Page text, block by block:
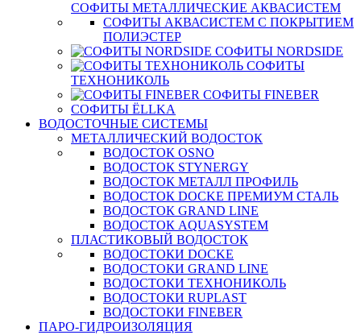
СОФИТЫ МЕТАЛЛИЧЕСКИЕ АКВАСИСТЕМ
СОФИТЫ АКВАСИСТЕМ С ПОКРЫТИЕМ
ПОЛИЭСТЕР
СОФИТЫ NORDSIDE
СОФИТЫ
ТЕХНОНИКОЛЬ
СОФИТЫ FINEBER
СОФИТЫ ЁLLKA
ВОДОСТОЧНЫЕ СИСТЕМЫ
МЕТАЛЛИЧЕСКИЙ ВОДОСТОК
ВОДОСТОК OSNO
ВОДОСТОК STYNERGY
ВОДОСТОК МЕТАЛЛ ПРОФИЛЬ
ВОДОСТОК DOCKE ПРЕМИУМ СТАЛЬ
ВОДОСТОК GRAND LINE
ВОДОСТОК AQUASYSTEM
ПЛАСТИКОВЫЙ ВОДОСТОК
ВОДОСТОКИ DOCKE
ВОДОСТОКИ GRAND LINE
ВОДОСТОКИ ТЕХНОНИКОЛЬ
ВОДОСТОКИ RUPLAST
ВОДОСТОКИ FINEBER
ПАРО-ГИДРОИЗОЛЯЦИЯ